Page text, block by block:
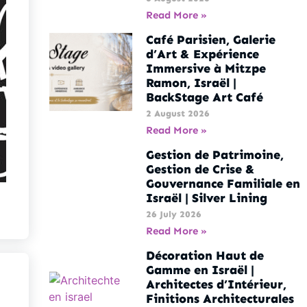
Read More »
Café Parisien, Galerie
d’Art & Expérience
Immersive à Mitzpe
Ramon, Israël |
BackStage Art Café
2 August 2026
Read More »
Gestion de Patrimoine,
Gestion de Crise &
Gouvernance Familiale en
Israël | Silver Lining
26 July 2026
Read More »
Décoration Haut de
Gamme en Israël |
Architectes d’Intérieur,
Finitions Architecturales